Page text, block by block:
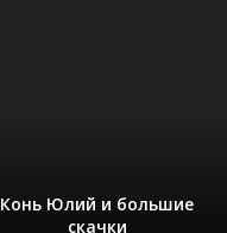
Конь Юлий и большие
скачки